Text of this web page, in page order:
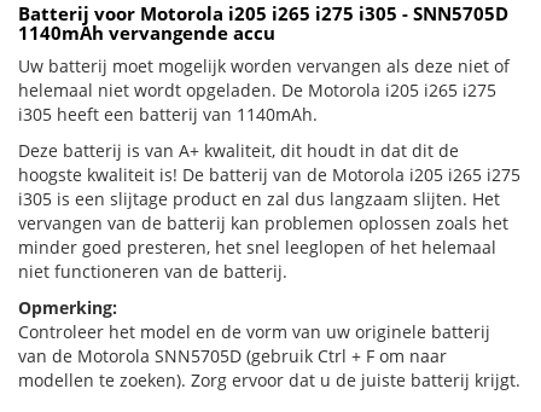
Batterij voor Motorola i205 i265 i275 i305 - SNN5705D
1140mAh vervangende accu
Uw batterij moet mogelijk worden vervangen als deze niet of
helemaal niet wordt opgeladen. De Motorola i205 i265 i275
i305 heeft een batterij van 1140mAh.
Deze batterij is van A+ kwaliteit, dit houdt in dat dit de
hoogste kwaliteit is! De batterij van de Motorola i205 i265 i275
i305 is een slijtage product en zal dus langzaam slijten. Het
vervangen van de batterij kan problemen oplossen zoals het
minder goed presteren, het snel leeglopen of het helemaal
niet functioneren van de batterij.
Opmerking:
Controleer het model en de vorm van uw originele batterij
van de Motorola SNN5705D (gebruik Ctrl + F om naar
modellen te zoeken). Zorg ervoor dat u de juiste batterij krijgt.